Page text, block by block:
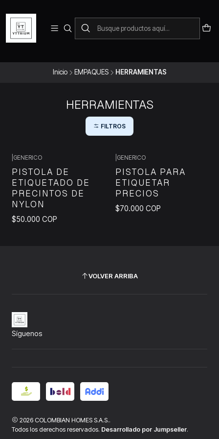
Para pedidos telefonicos puedes comunicarte con el wsap
+573228452138
Inicio EMPAQUES HERRAMIENTAS
HERRAMIENTAS
FILTROS
GENERICO
PISTOLA DE
ETIQUETADO DE
PRECINTOS DE
NYLON
$50.000 COP
GENERICO
PISTOLA PARA
ETIQUETAR
PRECIOS
$70.000 COP
VOLVER ARRIBA
Síguenos
2026 COLOMBIAN HOMES S.A.S..
Todos los derechos reservados. Desarrollado por Jumpseller.